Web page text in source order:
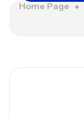
Home Page